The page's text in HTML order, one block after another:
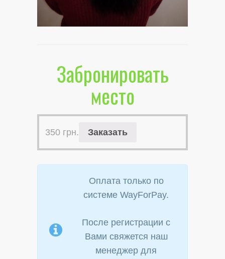
Забронировать
место
350 грн. Заказать
Оплата только по
системе WayForPay.
После регистрации с
Вами свяжется наш
менеджер для